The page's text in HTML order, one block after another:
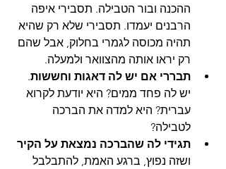
ההכנה ובור הטבילה. תסבירי איפה
הרבנים יעמדו. תסבירי שלא רק שהיא
תהיה מכוסה לגמרי בחלוק, אבל שהם
רק יראו אותה מהצוואר ולמעלה.
תבררי אם יש לה דאגות וחששות.
יש לה פחד ממים? היא יודעת לקרוא
עברית? היא למדה את הברכה
לטבילה?
תגידי לה שהברכה נמצאת על הקיר
ושזה נפוץ, ברגע האמת, להתבלבל